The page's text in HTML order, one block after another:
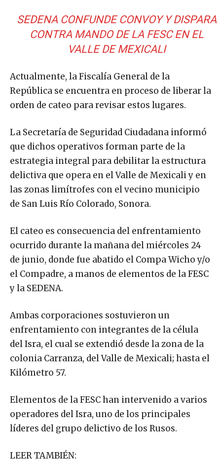
SEDENA CONFUNDE CONVOY Y DISPARA
CONTRA MANDO DE LA FESC EN EL
VALLE DE MEXICALI
Actualmente, la Fiscalía General de la
República se encuentra en proceso de liberar la
orden de cateo para revisar estos lugares.
La Secretaría de Seguridad Ciudadana informó
que dichos operativos forman parte de la
estrategia integral para debilitar la estructura
delictiva que opera en el Valle de Mexicali y en
las zonas limítrofes con el vecino municipio
de San Luis Río Colorado, Sonora.
El cateo es consecuencia del enfrentamiento
ocurrido durante la mañana del miércoles 24
de junio, donde fue abatido el Compa Wicho y/o
el Compadre, a manos de elementos de la FESC
y la SEDENA.
Ambas corporaciones sostuvieron un
enfrentamiento con integrantes de la célula
del Isra, el cual se extendió desde la zona de la
colonia Carranza, del Valle de Mexicali; hasta el
Kilómetro 57.
Elementos de la FESC han intervenido a varios
operadores del Isra, uno de los principales
líderes del grupo delictivo de los Rusos.
LEER TAMBIÉN: